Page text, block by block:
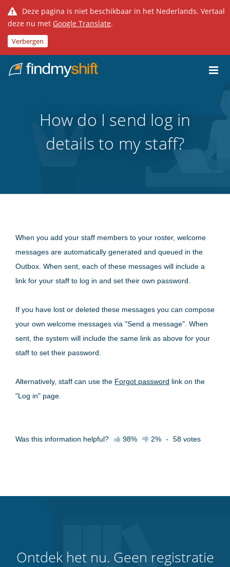
Deze pagina is niet beschikbaar in het Nederlands. Vertaal
deze nu met Google Translate.
Verbergen
Home
How do I send log in
details to my staff?
When you add your staff members to your roster, welcome
messages are automatically generated and queued in the
Outbox. When sent, each of these messages will include a
link for your staff to log in and set their own password.
If you have lost or deleted these messages you can compose
your own welcome messages via "Send a message". When
sent, the system will include the same link as above for your
staff to set their password.
Alternatively, staff can use the Forgot password link on the
"Log in" page.
Was this information helpful? 98% 2% - 58 votes
Ontdek het nu. Geen registratie